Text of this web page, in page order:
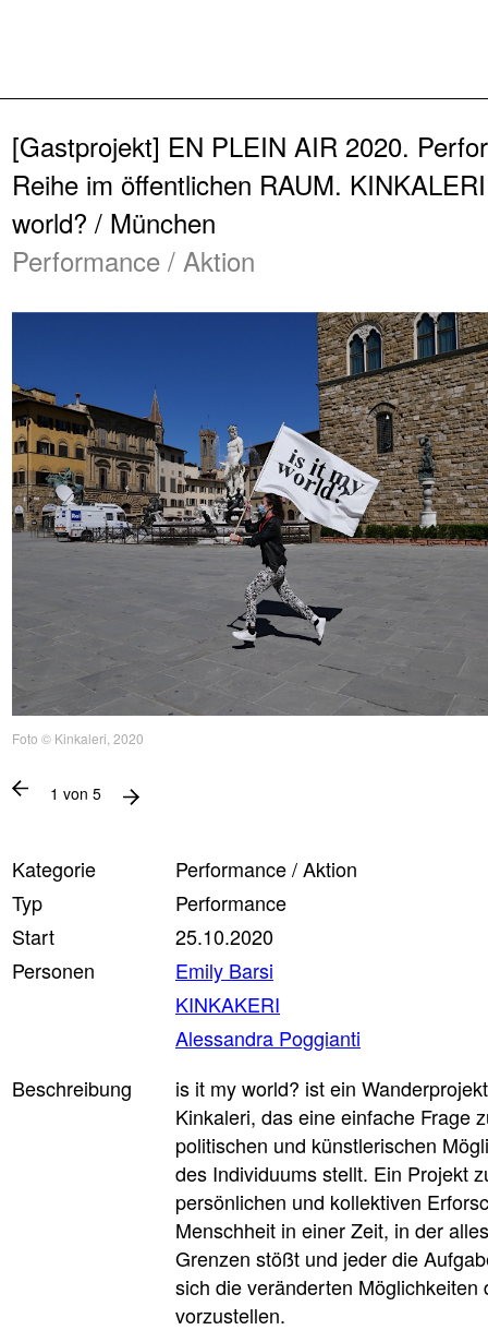
[Gastprojekt] EN PLEIN AIR 2020.
Reihe im öffentlichen RAUM.
world? / München
Performance / Aktion
Foto © Kinkaleri, 2020
1 von 5
Kategorie
Performance / Aktion
Typ
Performance
Start
25.10.2020
Personen
Emily Barsi
KINKAKERI
Alessandra Poggianti
Beschreibung
is it my world? ist ein
Kinkaleri, das eine einfache Frage
politischen und künstlerischen
des Individuums stellt. Ein Projekt
persönlichen und kollektiven
Menschheit in einer Zeit, in der
Grenzen stößt und jeder die
sich die veränderten Möglichkeiten
vorzustellen.